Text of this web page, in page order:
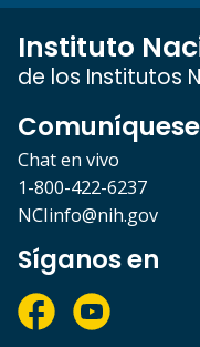
Instituto
de los Institutos
Comuníquese
Chat en vivo
1-800-422-6237
NCIinfo@nih.gov
Síganos en